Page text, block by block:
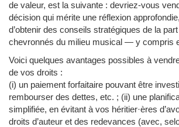
de valeur, est la suivante : devriez-vous
décision qui mérite une réflexion
d’obtenir des conseils stratégiques de la
chevronnés du milieu musical — y compris
Voici quelques avantages possibles à
de vos droits :
(i) un paiement forfaitaire pouvant être
rembourser des dettes, etc. ; (ii) une
simplifiée, en évitant à vos héritier·ères
droits d’auteur et des redevances (avec,